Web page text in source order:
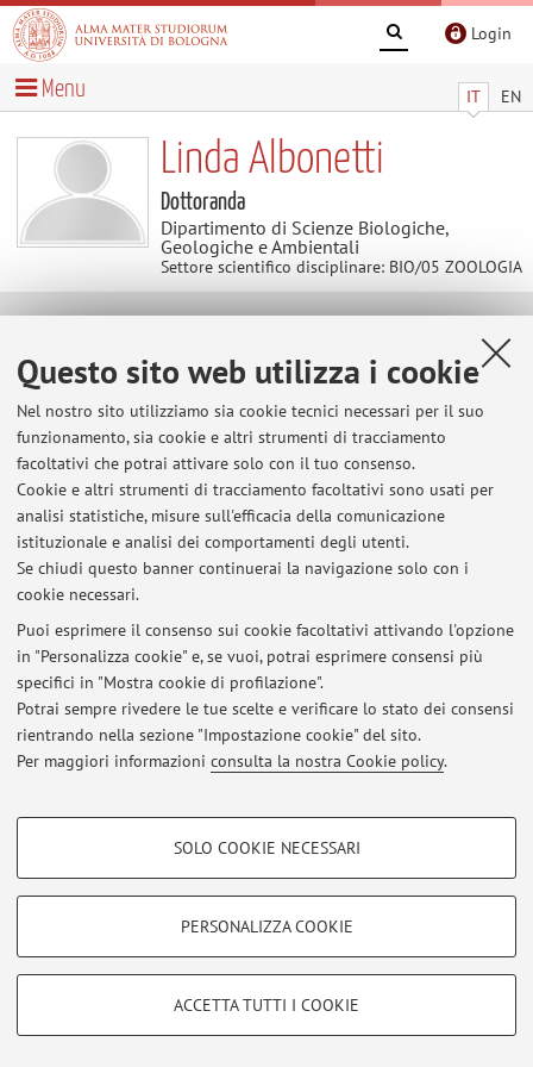
Questo sito web utilizza i cookie
Nel nostro sito utilizziamo sia cookie tecnici necessari per il suo
funzionamento, sia cookie e altri strumenti di tracciamento
facoltativi che potrai attivare solo con il tuo consenso.
Cookie e altri strumenti di tracciamento facoltativi sono usati per
analisi statistiche, misure sull'efficacia della comunicazione
istituzionale e analisi dei comportamenti degli utenti.
Se chiudi questo banner continuerai la navigazione solo con i
cookie necessari.
Puoi esprimere il consenso sui cookie facoltativi attivando l'opzione
in "Personalizza cookie" e, se vuoi, potrai esprimere consensi più
specifici in "Mostra cookie di profilazione".
Potrai sempre rivedere le tue scelte e verificare lo stato dei consensi
rientrando nella sezione "Impostazione cookie" del sito.
Per maggiori informazioni consulta la nostra Cookie policy.
COOKIE DI PROFILAZIONE - FACOLTATIVI
COOKIE TECNICI - NECESSARI
Si tratta di cookie tecnici utilizzati, a titolo esemplificativo, per il corretto
SOLO COOKIE NECESSARI
PERSONALIZZA COOKIE
ACCETTA TUTTI I COOKIE
Login
IT EN
Menu
Linda Albonetti
Dottoranda
Dipartimento di Scienze Biologiche,
Geologiche e Ambientali
Settore scientifico disciplinare: BIO/05 ZOOLOGIA
E-mail: linda.albonetti2@unibo.it
Dipartimento di Scienze Biologiche, Geologiche e
Ambientali
Piazza di Porta S.Donato 1, Bologna - Vai alla mappa
Ultimi avvisi
Al momento non sono presenti avvisi.
Area riservata
Accedi tramiteloginper gestire tutti i contenuti del sito.
Zamboni, 33 - 40126 Bologna - Partita IVA: 01131710376